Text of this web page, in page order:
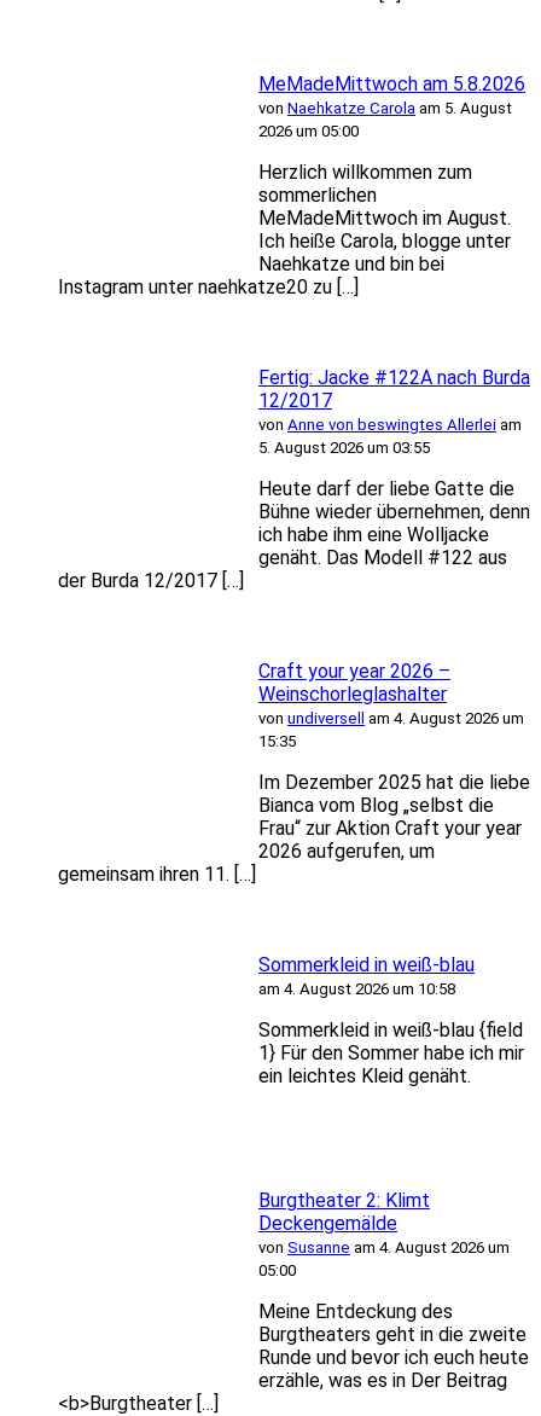
MeMadeMittwoch am 5.8.2026
von Naehkatze Carola am 5. August
2026 um 05:00
Herzlich willkommen zum
sommerlichen
MeMadeMittwoch im August.
Ich heiße Carola, blogge unter
Naehkatze und bin bei
Instagram unter naehkatze20 zu […]
Fertig: Jacke #122A nach Burda
12/2017
von Anne von beswingtes Allerlei am
5. August 2026 um 03:55
Heute darf der liebe Gatte die
Bühne wieder übernehmen, denn
ich habe ihm eine Wolljacke
genäht. Das Modell #122 aus
der Burda 12/2017 […]
Craft your year 2026 –
Weinschorleglashalter
von undiversell
am 4. August 2026 um
15:35
Im Dezember 2025 hat die liebe
Bianca vom Blog „selbst die
Frau“ zur Aktion Craft your year
2026 aufgerufen, um
gemeinsam ihren 11. […]
Sommerkleid in weiß-blau
am 4. August 2026 um 10:58
Sommerkleid in weiß-blau {field
1} Für den Sommer habe ich mir
ein leichtes Kleid genäht.
Burgtheater 2: Klimt
Deckengemälde
von Susanne am 4. August 2026 um
05:00
Meine Entdeckung des
Burgtheaters geht in die zweite
Runde und bevor ich euch heute
erzähle, was es in Der Beitrag
<b>Burgtheater […]